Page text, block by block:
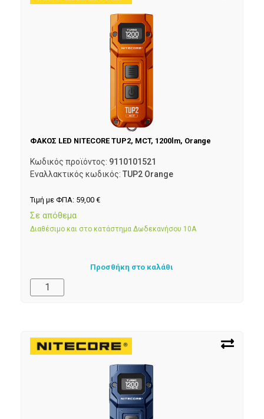
ΦΑΚΟΣ LED NITECORE TUP2, MCT, 1200lm, Orange
Κωδικός προϊόντος: 9110101521
Εναλλακτικός κωδικός: TUP2 Orange
Τιμή με ΦΠΑ: 59,00 €
Σε απόθεμα
Διαθέσιμο και στο κατάστημα Δωδεκανήσου 10Α
Προσθήκη στο καλάθι